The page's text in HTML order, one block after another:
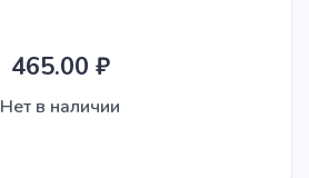
465.00 ₽
Нет в наличии